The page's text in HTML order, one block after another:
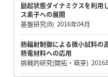
励起状態ダイナミクスを利用
ス素子への展開
基盤研究(B) 2016年04月
熱輻射制御による微小試料の
熱電材料への応用
挑戦的研究(開拓・萌芽) 2016